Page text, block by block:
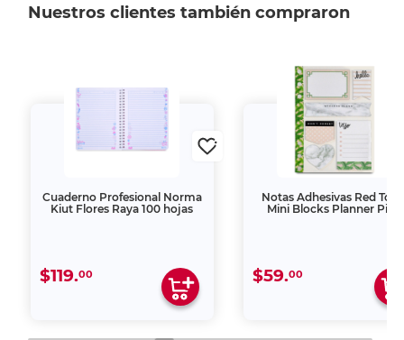
Nuestros clientes también compraron
Cuaderno Profesional Norma
Kiut Flores Raya 100 hojas
$119.00
Notas Adhesivas Red Top
Mini Blocks Planner Pink
$59.00